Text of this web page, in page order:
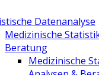
Datenanalyse
Medizinische
Beratung
Medizinische